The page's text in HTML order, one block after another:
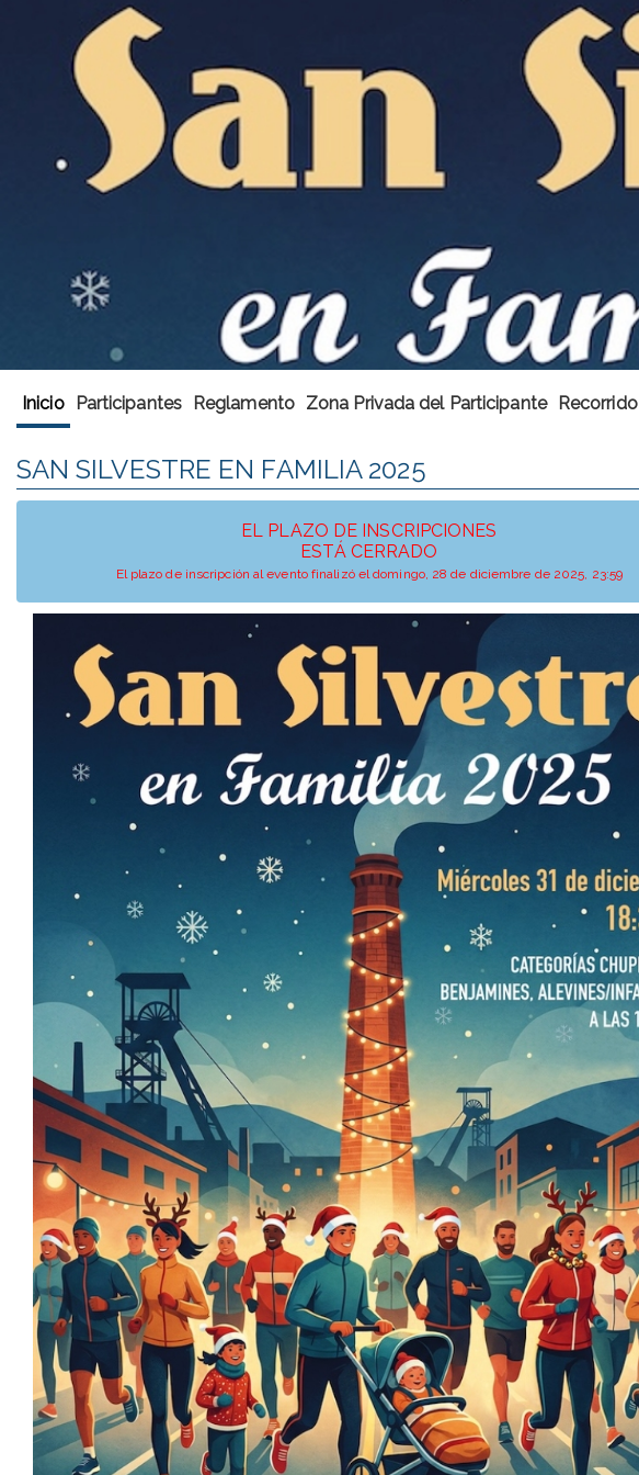
Inicio Participantes Reglamento Zona Privada del Participante Recorrido
SAN SILVESTRE EN FAMILIA 2025
EL PLAZO DE INSCRIPCIONES
ESTÁ CERRADO
El plazo de inscripción al evento finalizó el domingo, 28 de diciembre de 2025, 23:59